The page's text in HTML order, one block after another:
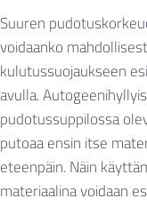
Suuren
voidaanko
kulutussuojaukseen
avulla.
pudotussuppilossa
putoaa ensin itse
eteenpäin. Näin
materiaalina voidaan